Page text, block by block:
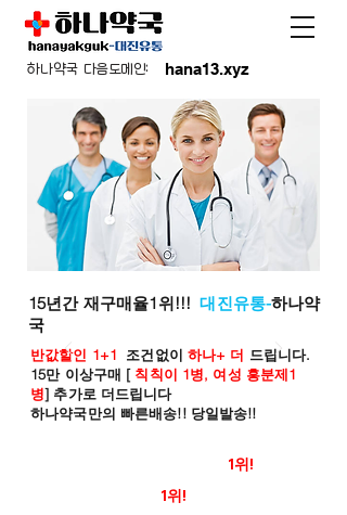
hana13.xyz
하나약국 다음도메인:
15년간 재구매율1위!!!대진유통-하나약
국
반값할인 1+1 조건없이 하나+ 더 드립니다.
15만 이상구매 [ 칙칙이 1병, 여성 흥분제1
병] 추가로 더드립니다
하나약국만의 빠른배송!! 당일발송!!
1위!
1위!